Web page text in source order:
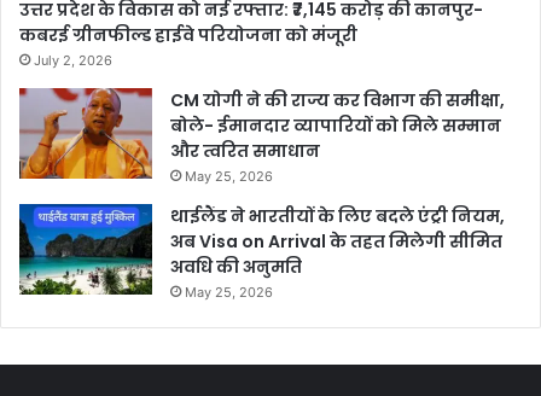
उत्तर प्रदेश के विकास को नई रफ्तार: ₹7,145 करोड़ की कानपुर-
कबरई ग्रीनफील्ड हाईवे परियोजना को मंजूरी
July 2, 2026
CM योगी ने की राज्य कर विभाग की समीक्षा,
बोले- ईमानदार व्यापारियों को मिले सम्मान
और त्वरित समाधान
May 25, 2026
थाईलैंड ने भारतीयों के लिए बदले एंट्री नियम,
अब Visa on Arrival के तहत मिलेगी सीमित
अवधि की अनुमति
May 25, 2026